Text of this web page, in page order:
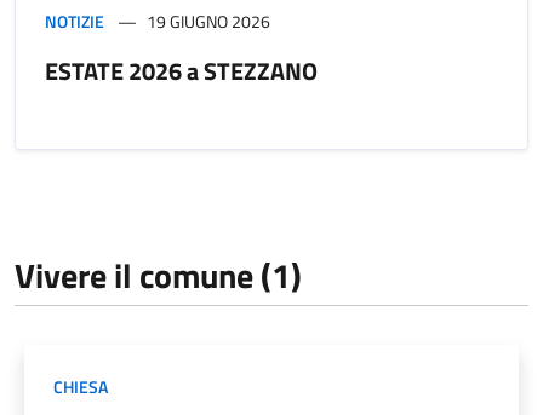
NOTIZIE 19 GIUGNO 2026
ESTATE 2026 a STEZZANO
Vivere il comune (1)
CHIESA